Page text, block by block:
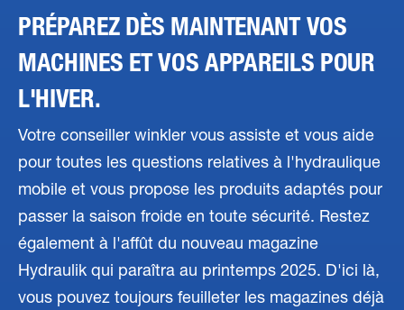
PRÉPAREZ DÈS MAINTENANT VOS
MACHINES ET VOS APPAREILS POUR
L'HIVER.
Votre conseiller winkler vous assiste et vous aide
pour toutes les questions relatives à l'hydraulique
mobile et vous propose les produits adaptés pour
passer la saison froide en toute sécurité. Restez
également à l'affût du nouveau magazine
Hydraulik qui paraîtra au printemps 2025. D'ici là,
vous pouvez toujours feuilleter les magazines déjà